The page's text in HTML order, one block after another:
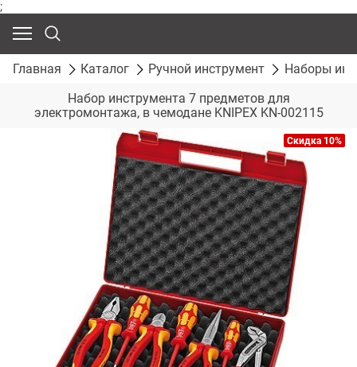
;
Главная Каталог Ручной инструмент
Наборы
Набор инструмента 7 предметов для
электромонтажа, в чемодане KNIPEX KN-002115
Скидка 10%